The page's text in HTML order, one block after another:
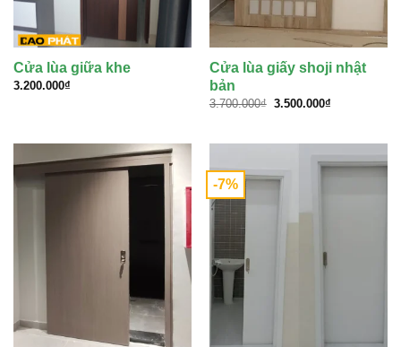
Cửa lùa giữa khe
3.200.000₫
Cửa lùa giấy shoji nhật
bản
3.700.000₫ Giá
3.500.000₫Giá
-7%